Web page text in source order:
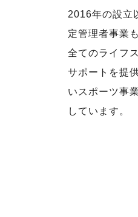
2016年の設立
定管理者事業
全てのライフ
サポートを提
いスポーツ事
しています。